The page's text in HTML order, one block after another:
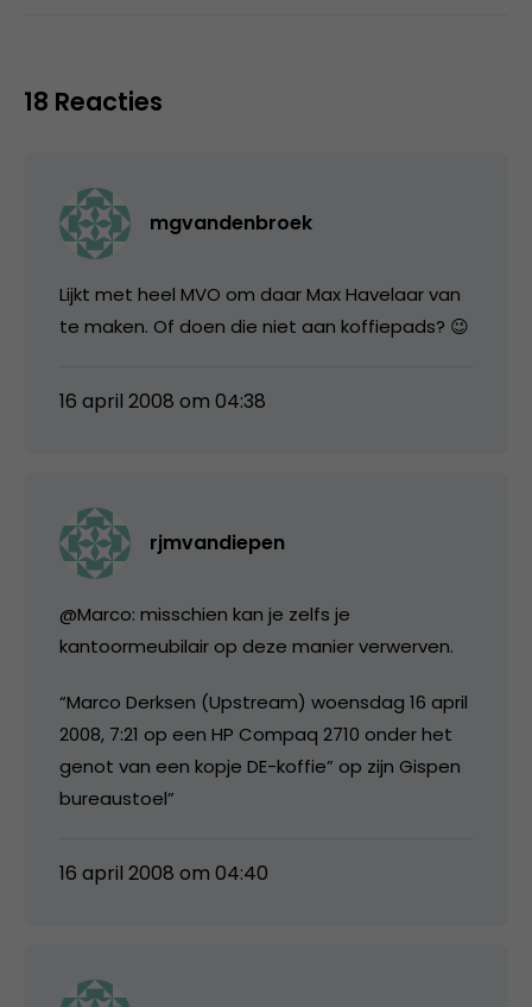
18 Reacties
mgvandenbroek
Lijkt met heel MVO om daar Max Havelaar van
te maken. Of doen die niet aan koffiepads? 😉
16 april 2008 om 04:38
rjmvandiepen
@Marco: misschien kan je zelfs je
kantoormeubilair op deze manier verwerven.
“Marco Derksen (Upstream) woensdag 16 april
2008, 7:21 op een HP Compaq 2710 onder het
genot van een kopje DE-koffie” op zijn Gispen
bureaustoel”
16 april 2008 om 04:40